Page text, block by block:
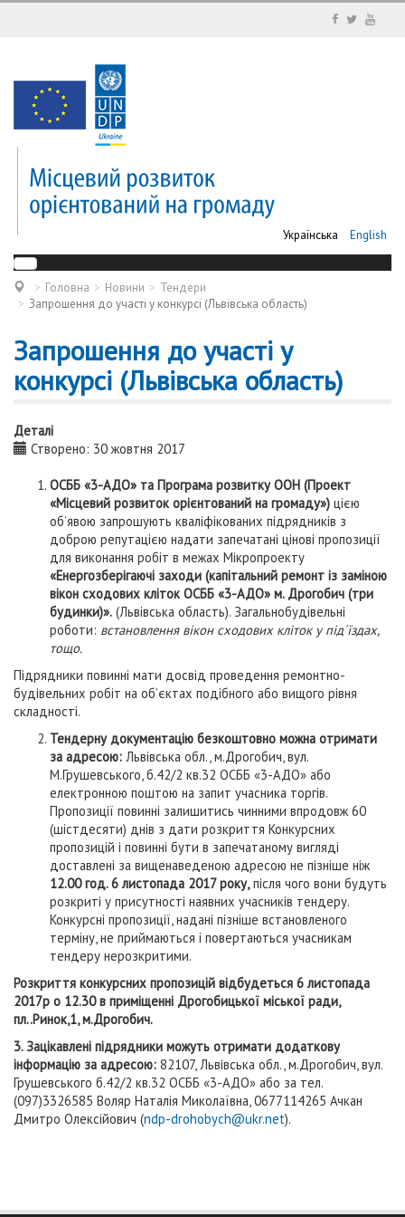
Українська English
Головна Новини
Тендери
Запрошення до участі у конкурсі (Львівська область)
Запрошення до участі у
конкурсі (Львівська область)
Деталі
Створено: 30 жовтня 2017
ОСББ «3-АДО» та Програма розвитку ООН (Проект
«Місцевий розвиток орієнтований на громаду») цією
об’явою запрошують кваліфікованих підрядників з
доброю репутацією надати запечатані цінові пропозиції
для виконання робіт в межах Мікропроекту
«Енергозберігаючі заходи (капітальний ремонт із заміною
вікон сходових кліток ОСББ «3-АДО» м. Дрогобич (три
будинки)». (Львівська область). Загальнобудівельні
роботи: встановлення вікон сходових кліток у під´їздах,
тощо.
Підрядники повинні мати досвід проведення ремонтно-
будівельних робіт на об’єктах подібного або вищого рівня
складності.
Тендерну документацію безкоштовно можна отримати
за адресою: Львівська обл., м.Дрогобич, вул.
М.Грушевського, б.42/2 кв.32 ОСББ «3-АДО» або
електронною поштою на запит учасника торгів.
Пропозиції повинні залишитись чинними впродовж 60
(шістдесяти) днів з дати розкриття Конкурсних
пропозицій і повинні бути в запечатаному вигляді
доставлені за вищенаведеною адресою не пізніше ніж
12.00 год. 6 листопада 2017 року,після чого вони будуть
розкриті у присутності наявних учасників тендеру.
Конкурсні пропозиції, надані пізніше встановленого
терміну, не приймаються і повертаються учасникам
тендеру нерозкритими.
Розкриття конкурсних пропозицій відбудеться 6 листопада
2017р о 12.30 в приміщенні Дрогобицької міської ради,
пл..Ринок,1, м.Дрогобич.
3. Зацікавлені підрядники можуть отримати додаткову
інформацію за адресою: 82107, Львівська обл., м.Дрогобич, вул.
Грушевського б.42/2 кв.32 ОСББ «3-АДО» або за тел.
(097)3326585 Воляр Наталія Миколаївна, 0677114265 Ачкан
Дмитро Олексійович (ndp-drohobych@ukr.net).